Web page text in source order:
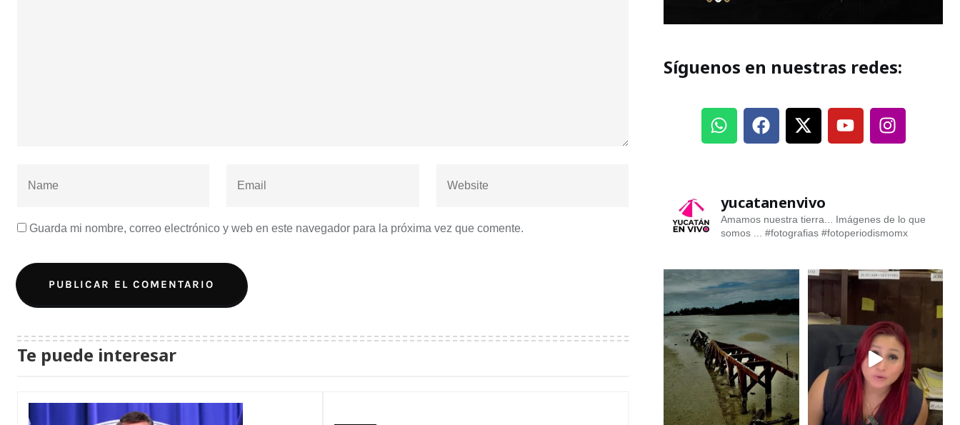
Guarda mi nombre, correo electrónico y web en este navegador para la próxima vez que comente.
Te puede interesar
Síguenos en nuestras redes:
yucatanenvivo
Amamos nuestra tierra... Imágenes de lo que
somos ... #fotografias #fotoperiodismomx